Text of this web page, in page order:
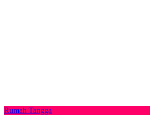
Rumah Tangga